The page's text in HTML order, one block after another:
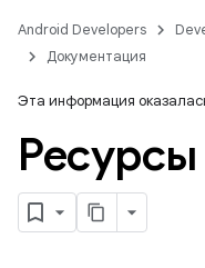
Android Developers
Документация
Эта информация